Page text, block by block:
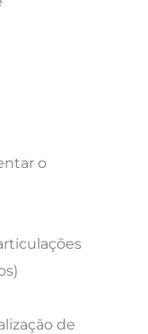
o
de